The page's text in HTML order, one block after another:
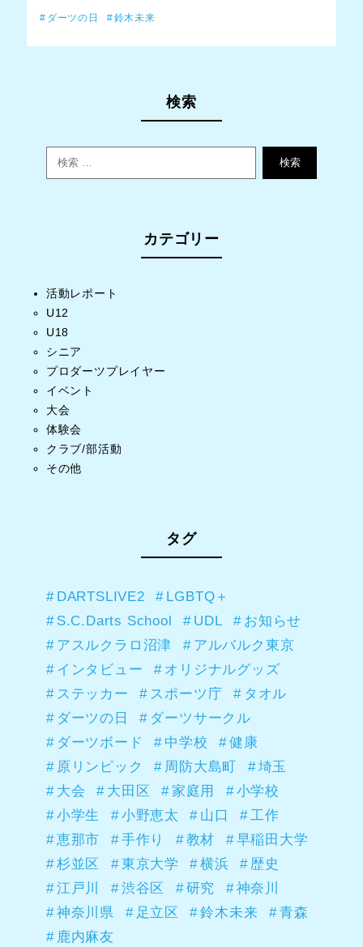
ダーツの日 鈴木未来
検索
検索
カテゴリー
活動レポート
U12
U18
シニア
プロダーツプレイヤー
イベント
大会
体験会
クラブ/部活動
その他
タグ
DARTSLIVE2
LGBTQ＋
S.C.Darts School
UDL
お知らせ
アスルクラロ沼津
アルバルク東京
インタビュー
オリジナルグッズ
ステッカー
スポーツ庁
タオル
ダーツの日
ダーツサークル
ダーツボード
中学校
健康
原リンピック
周防大島町
埼玉
大会
大田区 家庭用
小学校
小学生
小野恵太 山口
工作
恵那市
手作り 教材
早稲田大学
杉並区
東京大学 横浜
歴史
江戸川
渋谷区 研究
神奈川
神奈川県
足立区 鈴木未来
青森
鹿内麻友